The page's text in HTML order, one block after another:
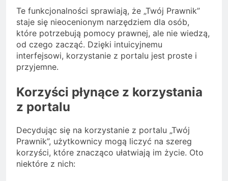
Te funkcjonalności sprawiają, że „Twój Prawnik”
staje się nieocenionym narzędziem dla osób,
które potrzebują pomocy prawnej, ale nie wiedzą,
od czego zacząć. Dzięki intuicyjnemu
interfejsowi, korzystanie z portalu jest proste i
przyjemne.
Korzyści płynące z korzystania
z portalu
Decydując się na korzystanie z portalu „Twój
Prawnik”, użytkownicy mogą liczyć na szereg
korzyści, które znacząco ułatwiają im życie. Oto
niektóre z nich: